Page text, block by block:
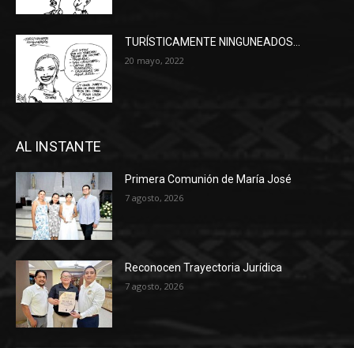
TURÍSTICAMENTE NINGUNEADOS…
20 mayo, 2022
AL INSTANTE
Primera Comunión de María José
7 agosto, 2026
Reconocen Trayectoria Jurídica
7 agosto, 2026